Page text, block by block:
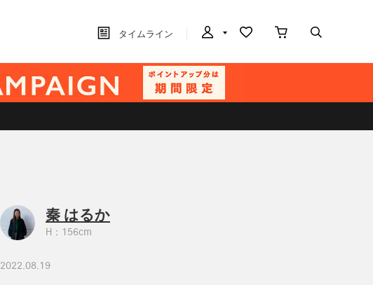
タイムライン
秦 はるか
H：156cm
2022.08.19